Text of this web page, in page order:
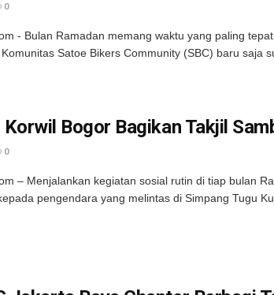
0
- Bulan Ramadan memang waktu yang paling
Satoe Bikers Community (SBC) baru saja
Korwil Bogor Bagikan Takjil
0
– Menjalankan kegiatan sosial rutin di tiap bulan
pengendara yang melintas di Simpang Tugu